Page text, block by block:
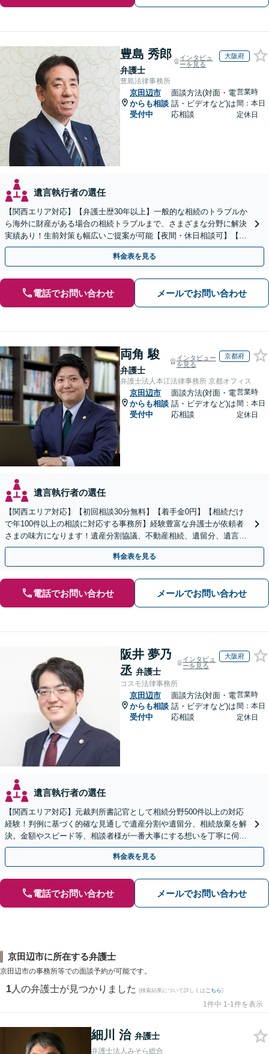
豊島 秀郎
弁護士
インタビュ
ーを見る
大阪府
豊島法律事務所
京田辺市
からも相談
受付中
面談方法(対面・電
話・ビデオなど)は
応相談
営業時
間：本日
定休日
遺言執行者の選任
【関西エリア対応】【弁護士歴30年以上】一般的な相続のトラブルか
ら海外に財産がある場合の相続トラブルまで、さまざまな分野に解決
実績あり！生前対策も幅広いご提案が可能【夜間・休日相談可】【完
全個室】
料金表を見る
電話でお問い合わせ メールでお問い合わせ
両角 駿
弁護士
インタビュー
を見る
京都府
弁護士法人本江法律事務所 京都オフィス
京田辺市
からも相談
受付中
面談方法(対面・電
話・ビデオなど)は
応相談
営業時
間：本日
定休日
遺言執行者の選任
【関西エリア対応】【初回相談30分無料】【着手金0円】【相続だけ
で年100件以上の相談に対応する事務所】経験豊富な弁護士が依頼者
さまの味方になります！遺産分割協議、不動産相続、遺留分、遺言書
の作成など【烏丸御池駅7分】
料金表を見る
電話でお問い合わせ メールでお問い合わせ
阪井 夢乃
丞 弁護士
インタビュ
ーを見る
大阪府
コスモ法律事務所
京田辺市
からも相談
受付中
面談方法(対面・電
話・ビデオなど)は
応相談
営業時
間：本日
定休日
遺言執行者の選任
【関西エリア対応】元裁判所書記官として相続分野500件以上の対応
経験！判例に基づく的確な見通しで遺産分割や遺留分、相続放棄を解
決。金額やスピード等、相談者様が一番大事にする想いを丁寧に伺い
最善の解決策を提案【WEB面談可】
料金表を見る
電話でお問い合わせ メールでお問い合わせ
京田辺市に所在する弁護士
京田辺市の事務所等での面談予約が可能です。
1 人の弁護士が見つかりました (検索結果について詳しくは こちら)
1件中 1-1件を表示
細川 治 弁護士
弁護士法人みそら総合